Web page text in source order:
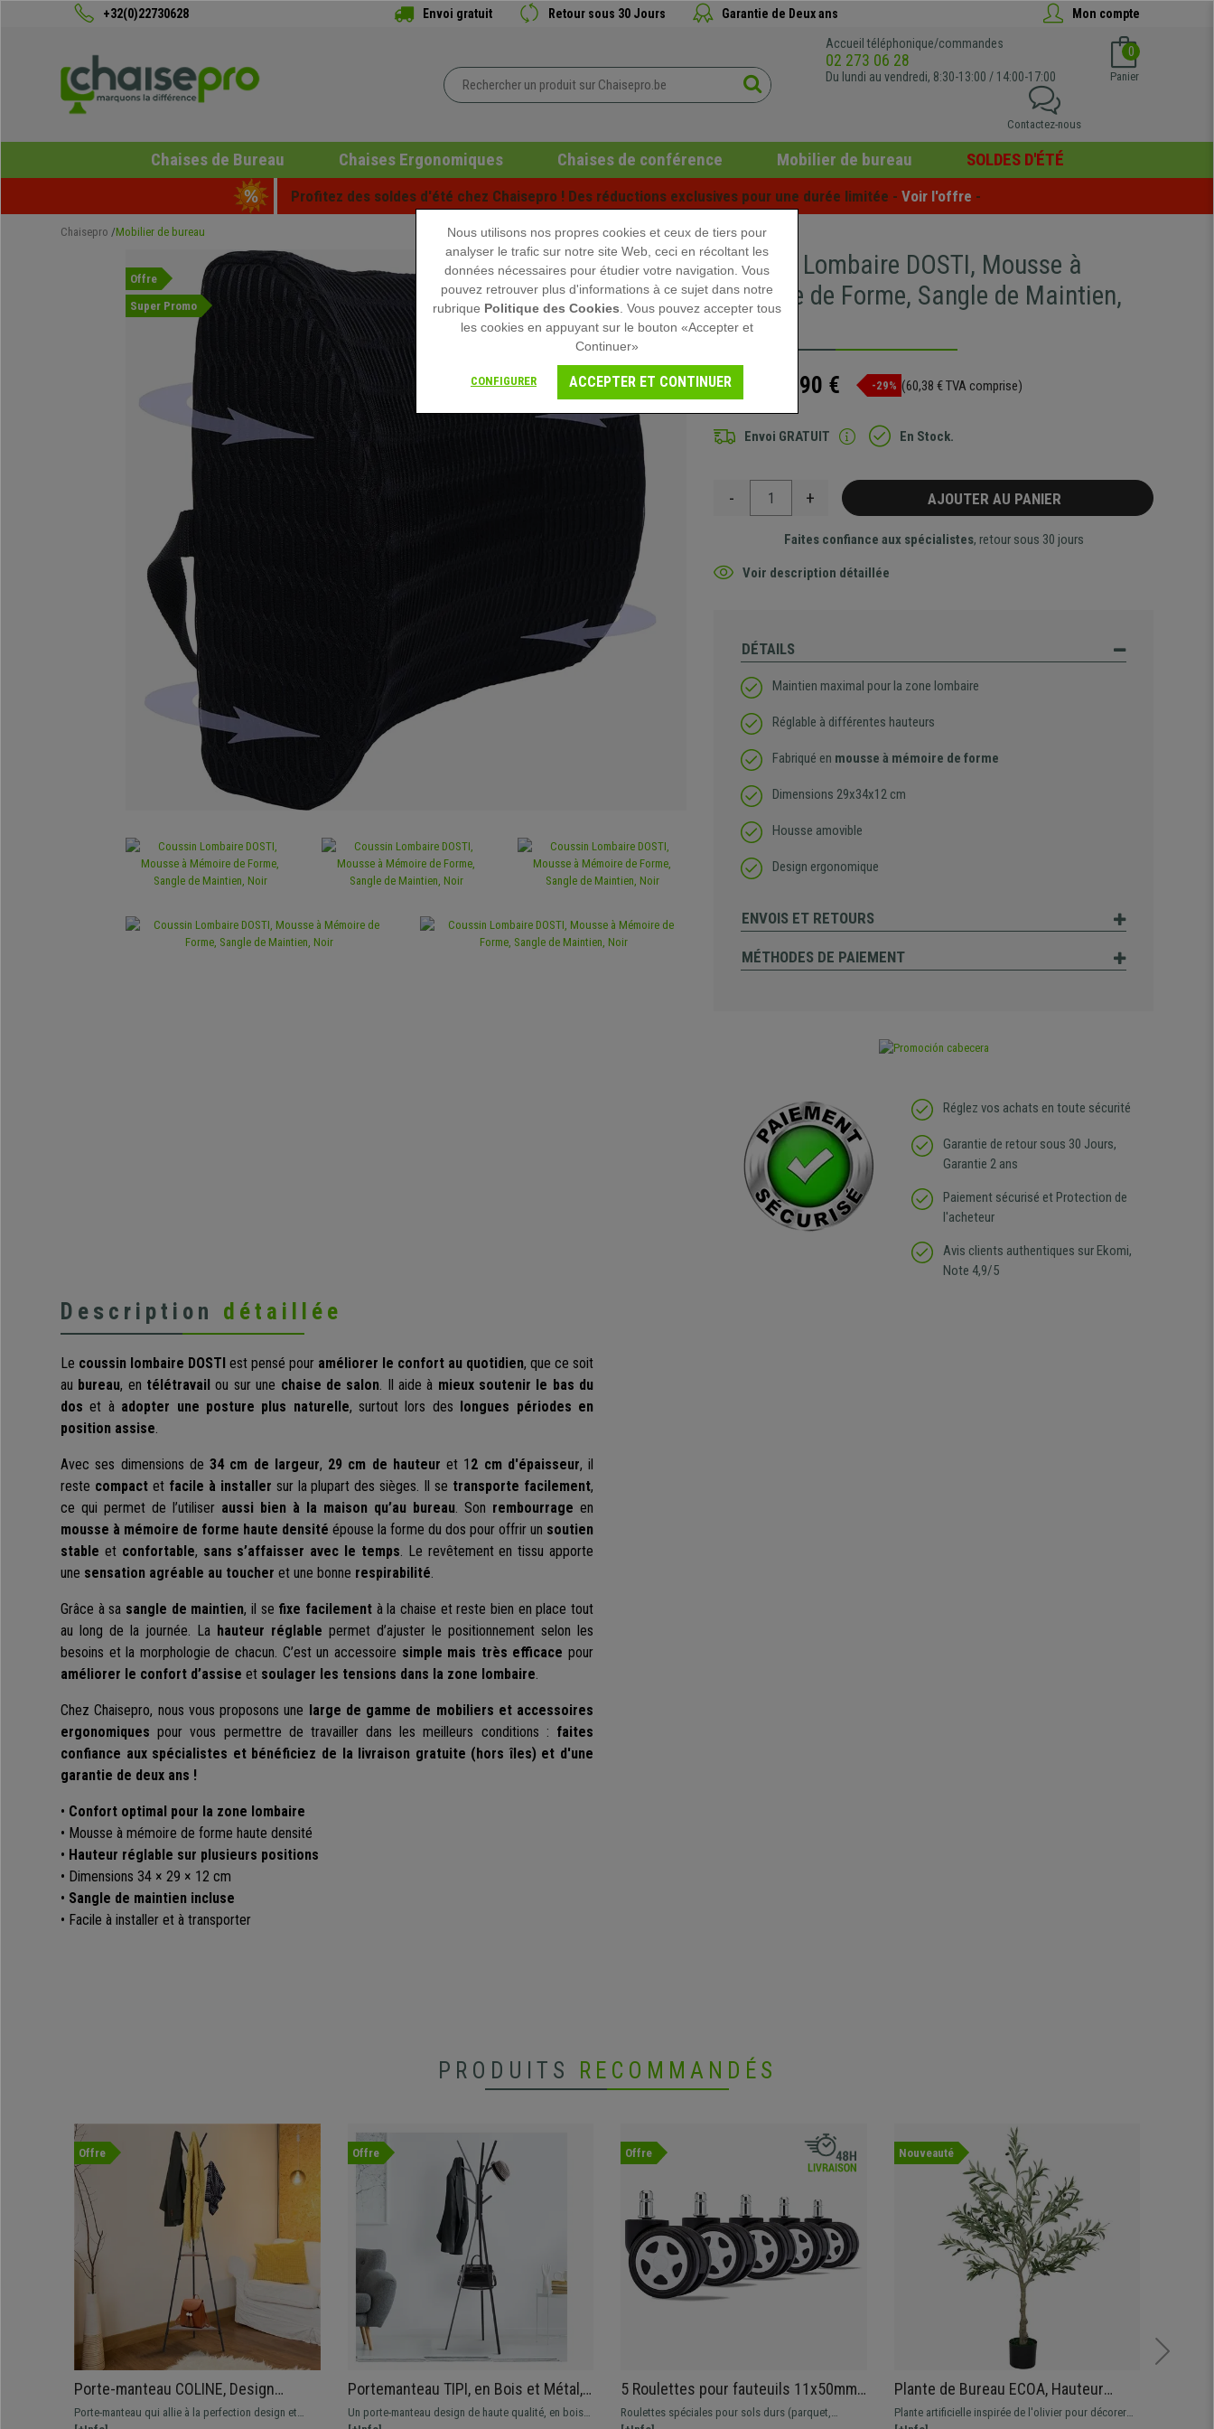
+32(0)22730628 Envoi gratuit Retour sous 30 Jours Garantie de Deux ans Mon compte
Accueil téléphonique/commandes
02 273 06 28
Du lundi au vendredi, 8:30-13:00 / 14:00-17:00
0
Panier
Contactez-nous
Chaises de Bureau Chaises Ergonomiques Chaises de conférence Mobilier de bureau SOLDES D'ÉTÉ
Profitez des soldes d'été chez Chaisepro ! Des réductions exclusives pour une durée limitée - Voir l'offre -
Chaisepro Mobilier de bureau
Offre
Super Promo
Coussin Lombaire DOSTI, Mousse à
Mémoire de Forme, Sangle de Maintien,
Noir
69,90 € 49,90 € -29% (60,38 € TVA comprise)
Envoi GRATUIT En Stock.
- + AJOUTER AU PANIER
Faites confiance aux spécialistes, retour sous 30 jours
Voir description détaillée
DÉTAILS
Maintien maximal pour la zone lombaire
Réglable à différentes hauteurs
Fabriqué en mousse à mémoire de forme
Dimensions 29x34x12 cm
Housse amovible
Design ergonomique
ENVOIS ET RETOURS
MÉTHODES DE PAIEMENT
Réglez vos achats en toute sécurité
Garantie de retour sous 30 Jours,
Garantie 2 ans
Paiement sécurisé et Protection de
l'acheteur
Avis clients authentiques sur Ekomi,
Note 4,9/5
Description détaillée
Le coussin lombaire DOSTI est pensé pour améliorer le confort au quotidien, que ce soit
au bureau, en télétravail ou sur une chaise de salon. Il aide à mieux soutenir le bas du
dos et à adopter une posture plus naturelle, surtout lors des longues périodes en
position assise.
Avec ses dimensions de 34 cm de largeur, 29 cm de hauteur et 1 2 cm d'épaisseur, il
reste compactet facile à installer sur la plupart des sièges. Il se transporte facilement,
ce qui permet de l’utiliser aussi bien à la maison qu’au bureau. Son rembourrage en
mousse à mémoire de forme haute densité épouse la forme du dos pour offrir un soutien
stable et confortable, sans s’affaisser avec le temps. Le revêtement en tissu apporte
une sensation agréable au toucher et une bonne respirabilité.
Grâce à sa sangle de maintien, il se fixe facilement à la chaise et reste bien en place tout
au long de la journée. La hauteur réglable permet d’ajuster le positionnement selon les
besoins et la morphologie de chacun. C’est un accessoire simple mais très efficace pour
améliorer le confort d’assise et soulager les tensions dans la zone lombaire.
Chez Chaisepro, nous vous proposons une large de gamme de mobiliers et accessoires
ergonomiques pour vous permettre de travailler dans les meilleurs conditions : faites
confiance aux spécialistes et bénéficiez de la livraison gratuite (hors îles) et d'une
garantie de deux ans !
• Confort optimal pour la zone lombaire
• Mousse à mémoire de forme haute densité
• Hauteur réglable sur plusieurs positions
• Dimensions 34 × 29 × 12 cm
• Sangle de maintien incluse
• Facile à installer et à transporter
PRODUITS RECOMMANDÉS
Offre
Porte-manteau COLINE, Design
Industriel, Métal Noir et Bois Marron
Porte-manteau qui allie à la perfection design et
Offre
Portemanteau TIPI, en Bois et Métal,
45x45x180 cm, Noir
Un porte-manteau design de haute qualité, en bois
Offre
5 Roulettes pour fauteuils 11x50mm,
revêtement en caoutchouc, Design
Roulettes spéciales pour sols durs (parquet,
Nouveauté
Plante de Bureau ECOA, Hauteur
120cm, Olivier Artificiel, Pot Inclus
Plante artificielle inspirée de l'olivier pour décorer
Nous utilisons nos propres cookies et ceux de tiers pour
analyser le trafic sur notre site Web, ceci en récoltant les
données nécessaires pour étudier votre navigation. Vous
pouvez retrouver plus d'informations à ce sujet dans notre
rubrique Politique des Cookies . Vous pouvez accepter tous
les cookies en appuyant sur le bouton «Accepter et
Continuer»
CONFIGURER ACCEPTER ET CONTINUER